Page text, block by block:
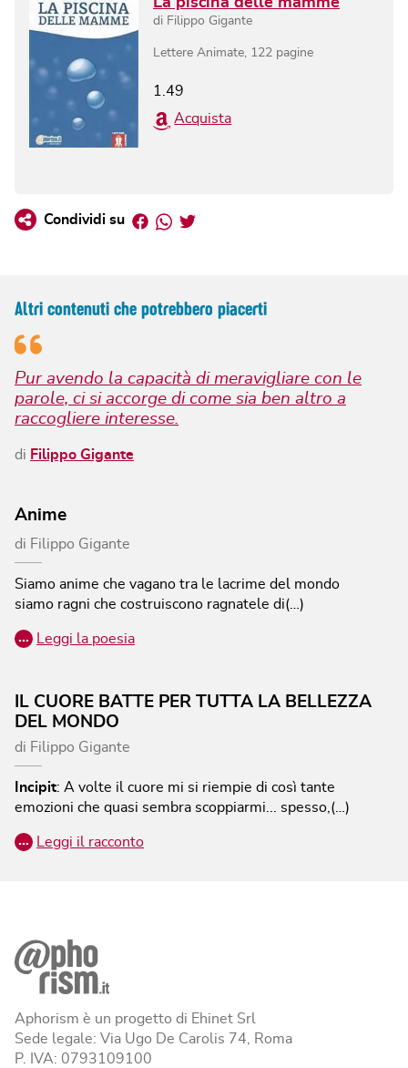
di Filippo Gigante
Lettere Animate 122 pagine
1.49
Acquista
Condividi su Facebook
Whatsapp
Twitter
Altri contenuti che potrebbero piacerti
Pur avendo la capacità di meravigliare con le
parole, ci si accorge di come sia ben altro a
raccogliere interesse.
di Filippo Gigante
Anime
di Filippo Gigante
Siamo anime che vagano tra le lacrime del mondo
siamo ragni che costruiscono ragnatele di(…)
… Leggi la poesia
IL CUORE BATTE PER TUTTA LA BELLEZZA
DEL MONDO
di Filippo Gigante
Incipit: A volte il cuore mi si riempie di così tante
emozioni che quasi sembra scoppiarmi... spesso,(…)
… Leggi il racconto
Aphorism è un progetto di Ehinet Srl
Sede legale: Via Ugo De Carolis 74, Roma
P. IVA: 0793109100